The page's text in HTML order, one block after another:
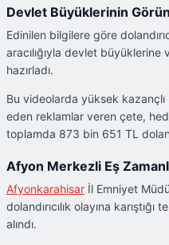
Devlet Büyüklerinin
Edinilen bilgilere göre
aracılığıyla devlet
hazırladı.
Bu videolarda yüksek kazançlı
eden reklamlar veren çete,
toplamda 873 bin 651 TL
Afyon Merkezli Eş
Afyonkarahisar İl Emniyet
dolandırıcılık olayına
alındı.